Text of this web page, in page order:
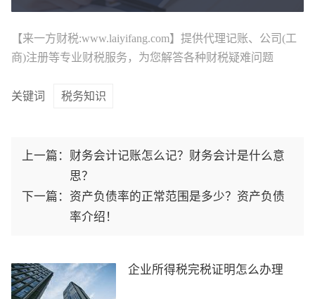
【来一方财税:www.laiyifang.com】提供代理记账、公司(工
商)注册等专业财税服务，为您解答各种财税疑难问题
关键词 税务知识
上一篇： 财务会计记账怎么记？财务会计是什么意
思？
下一篇： 资产负债率的正常范围是多少？资产负债
率介绍！
企业所得税完税证明怎么办理